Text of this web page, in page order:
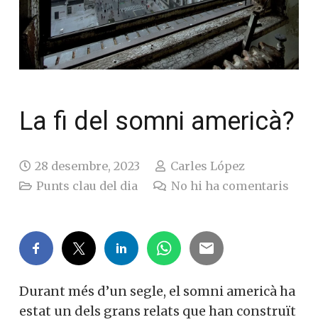
La fi del somni americà?
28 desembre, 2023
Carles López
Punts clau del dia
No hi ha comentaris
Durant més d’un segle, el somni americà ha
estat un dels grans relats que han construït